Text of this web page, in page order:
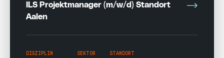
ILS Projektmanager (m/w/d) Standort
Aalen
DISZIPLIN SEKTOR STANDORT